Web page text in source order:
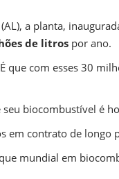
a planta,
de litros por ano.
que com esses 30
seu biocombustível é
em contrato de longo
mundial em